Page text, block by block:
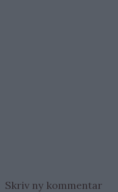
Skriv ny kommentar